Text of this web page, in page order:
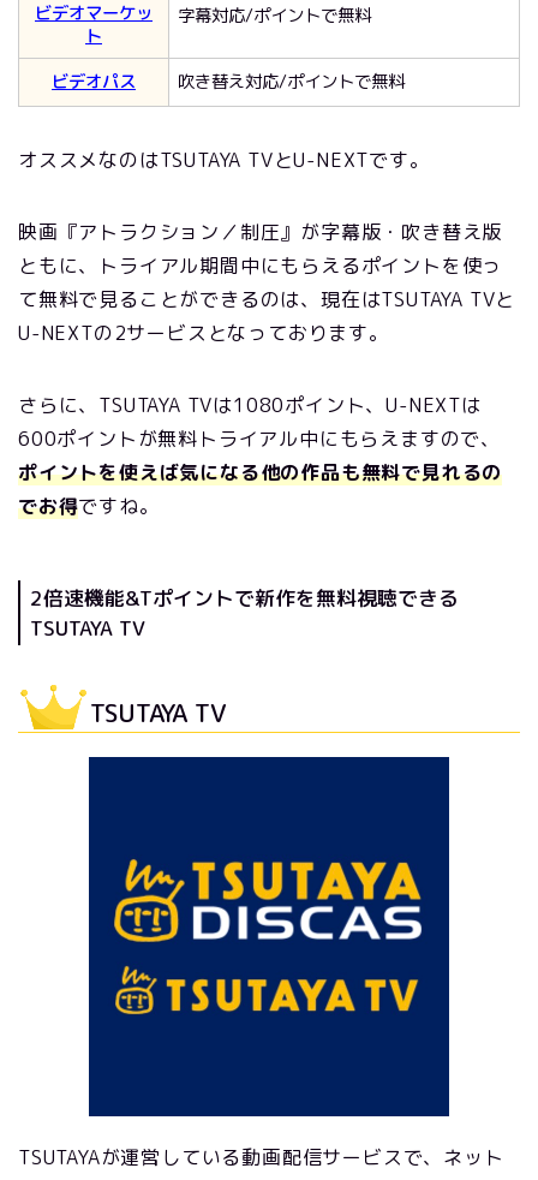
ビデオマーケッ
ト
字幕対応/ポイントで無料
ビデオパス 吹き替え対応/ポイントで無料
オススメなのはTSUTAYA TVとU-NEXTです。
映画『アトラクション／制圧』が字幕版・吹き替え版
ともに、トライアル期間中にもらえるポイントを使っ
て無料で見ることができるのは、現在はTSUTAYA TVと
U-NEXTの2サービスとなっております。
さらに、TSUTAYA TVは1080ポイント、U-NEXTは
600ポイントが無料トライアル中にもらえますので、
ポイントを使えば気になる他の作品も無料で見れるの
でお得ですね。
2倍速機能&Tポイントで新作を無料視聴できる
TSUTAYA TV
TSUTAYA TV
TSUTAYAが運営している動画配信サービスで、ネット